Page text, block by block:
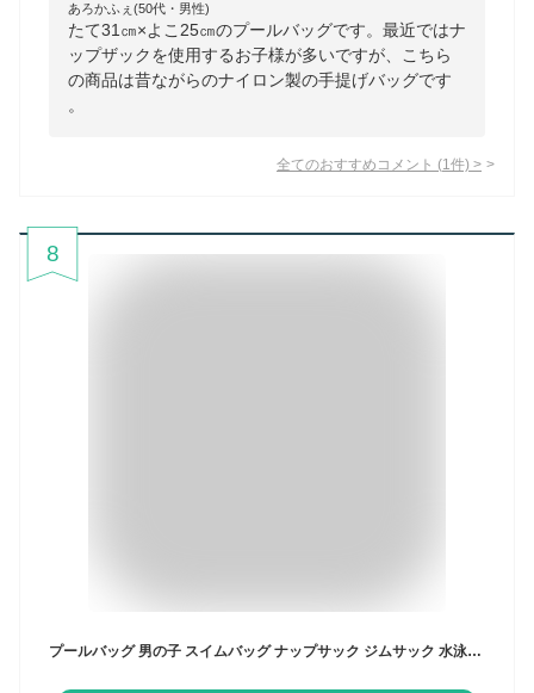
あろかふぇ(50代・男性)
たて31㎝×よこ25㎝のプールバッグです。最近ではナ
ップザックを使用するお子様が多いですが、こちら
の商品は昔ながらのナイロン製の手提げバッグです
。
全てのおすすめコメント (1 件) >
8
プールバッグ 男の子 スイムバッグ ナップサック ジムサック 水泳バッグ 大容量 防水 反射テープ付き プール バッグ リュック 巾着袋 ナイロン 軽量 乾湿分離 2ルーム多機能 シューズ収納可能 ビーチ スポーツバッグ 大人 女の子 小学生 子供 男女兼用 部活 運動 登山 旅行 キャンプ（黒）